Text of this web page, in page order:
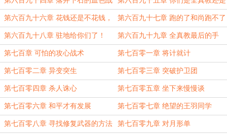
旗 丐帮？
第六百九十六章 花钱还是不花钱，
这是个问题
第六百九十七章 跑的了和尚跑不了
庙
第六百九十八章 驻地给你们了！ 第六百九十九章 全真教最后的手
段！
第七百章 可怕的攻心战术 第七百零一章 将计就计
第七百零二章 异变突生 第七百零三章 突破护卫团
第七百零四章 杀人诛心 第七百零五章 坐下来慢慢谈
第七百零六章 和平才有发展 第七百零七章 绝望的王羽同学
第七百零八章 寻找修复武器的方法 第七百零九章 对月形单